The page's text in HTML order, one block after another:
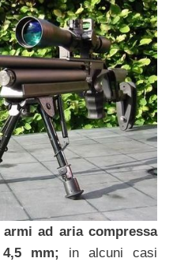
ad aria compressa
mm; in alcuni casi